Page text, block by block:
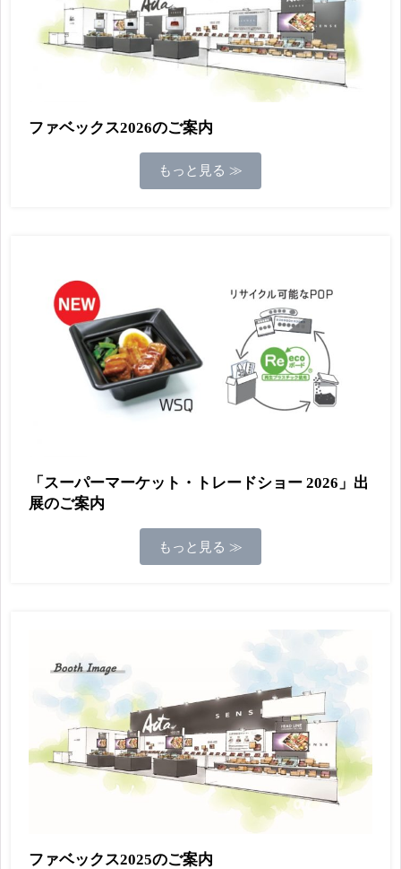
ファベックス2026のご案内
もっと見る ≫
「スーパーマーケット・トレードショー 2026」出
展のご案内
もっと見る ≫
ファベックス2025のご案内